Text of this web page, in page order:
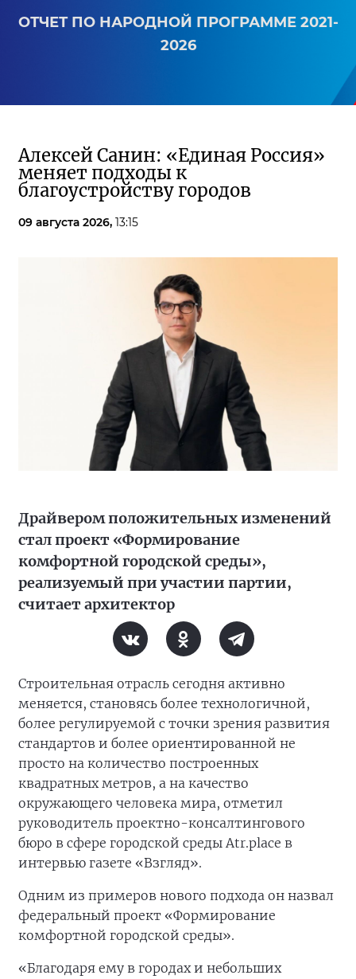
ОТЧЕТ ПО НАРОДНОЙ ПРОГРАММЕ 2021-
2026
Алексей Санин: «Единая Россия»
меняет подходы к
благоустройству городов
09 августа 2026, 13:15
Драйвером положительных изменений
стал проект «Формирование
комфортной городской среды»,
реализуемый при участии партии,
считает архитектор
Строительная отрасль сегодня активно
меняется, становясь более технологичной,
более регулируемой с точки зрения развития
стандартов и более ориентированной не
просто на количество построенных
квадратных метров, а на качество
окружающего человека мира, отметил
руководитель проектно-консалтингового
бюро в сфере городской среды Atr.place в
интервью газете «Взгляд».
Одним из примеров нового подхода он назвал
федеральный проект «Формирование
комфортной городской среды».
«Благодаря ему в городах и небольших